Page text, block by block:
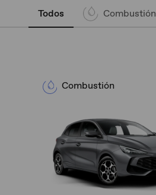
Todos Combustión
Combustión